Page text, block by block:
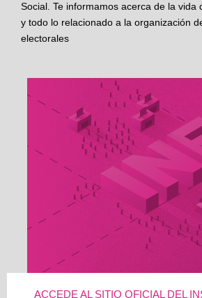
Social. Te informamos acerca de la vida
y todo lo relacionado a la organización
electorales
ACCEDE AL SITIO OFICIAL DEL